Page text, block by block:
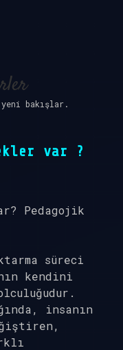
bakışlar.
var ?
Pedagojik
süreci
kendini
insanın